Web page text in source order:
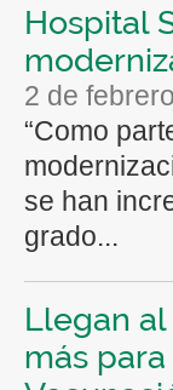
Hospital
2 de
“Como
se han
grado...
Llegan
más